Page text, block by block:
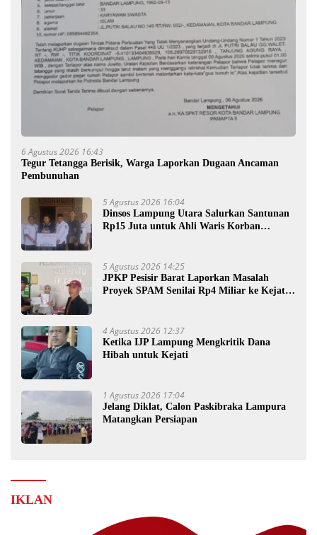
6 Agustus 2026 16:43
Tegur Tetangga Berisik, Warga Laporkan Dugaan Ancaman
Pembunuhan
5 Agustus 2026 16:04
Dinsos Lampung Utara Salurkan Santunan
Rp15 Juta untuk Ahli Waris Korban
5 Agustus 2026 14:25
JPKP Pesisir Barat Laporkan Masalah
Proyek SPAM Senilai Rp4 Miliar ke Kejati
4 Agustus 2026 12:37
Ketika IJP Lampung Mengkritik Dana
Hibah untuk Kejati
1 Agustus 2026 17:04
Jelang Diklat, Calon Paskibraka Lampura
Matangkan Persiapan
IKLAN